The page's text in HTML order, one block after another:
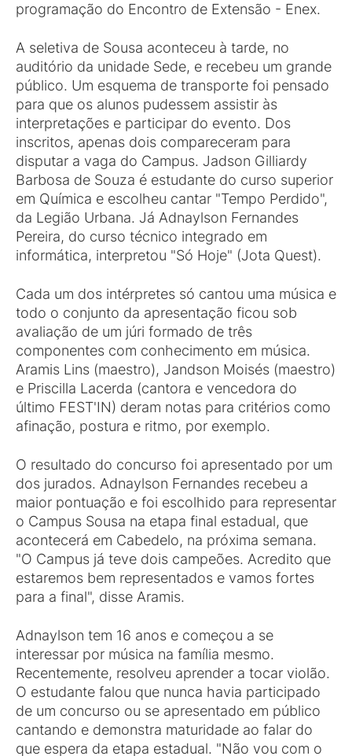
programação do Encontro de Extensão - Enex.
A seletiva de Sousa aconteceu à tarde, no
auditório da unidade Sede, e recebeu um grande
público. Um esquema de transporte foi pensado
para que os alunos pudessem assistir às
interpretações e participar do evento. Dos
inscritos, apenas dois compareceram para
disputar a vaga do Campus. Jadson Gilliardy
Barbosa de Souza é estudante do curso superior
em Química e escolheu cantar "Tempo Perdido",
da Legião Urbana. Já Adnaylson Fernandes
Pereira, do curso técnico integrado em
informática, interpretou "Só Hoje" (Jota Quest).
Cada um dos intérpretes só cantou uma música e
todo o conjunto da apresentação ficou sob
avaliação de um júri formado de três
componentes com conhecimento em música.
Aramis Lins (maestro), Jandson Moisés (maestro)
e Priscilla Lacerda (cantora e vencedora do
último FEST'IN) deram notas para critérios como
afinação, postura e ritmo, por exemplo.
O resultado do concurso foi apresentado por um
dos jurados. Adnaylson Fernandes recebeu a
maior pontuação e foi escolhido para representar
o Campus Sousa na etapa final estadual, que
acontecerá em Cabedelo, na próxima semana.
"O Campus já teve dois campeões. Acredito que
estaremos bem representados e vamos fortes
para a final", disse Aramis.
Adnaylson tem 16 anos e começou a se
interessar por música na família mesmo.
Recentemente, resolveu aprender a tocar violão.
O estudante falou que nunca havia participado
de um concurso ou se apresentado em público
cantando e demonstra maturidade ao falar do
que espera da etapa estadual. "Não vou com o